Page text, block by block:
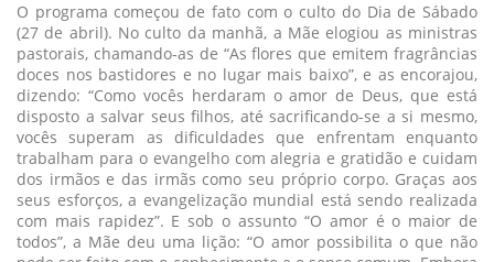
O programa começou de fato com o culto do Dia de Sábado
(27 de abril). No culto da manhã, a Mãe elogiou as ministras
pastorais, chamando-as de “As flores que emitem fragrâncias
doces nos bastidores e no lugar mais baixo”, e as encorajou,
dizendo: “Como vocês herdaram o amor de Deus, que está
disposto a salvar seus filhos, até sacrificando-se a si mesmo,
vocês superam as dificuldades que enfrentam enquanto
trabalham para o evangelho com alegria e gratidão e cuidam
dos irmãos e das irmãs como seu próprio corpo. Graças aos
seus esforços, a evangelização mundial está sendo realizada
com mais rapidez”. E sob o assunto “O amor é o maior de
todos”, a Mãe deu uma lição: “O amor possibilita o que não